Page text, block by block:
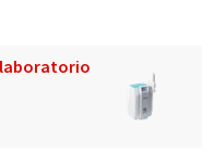
laboratorio